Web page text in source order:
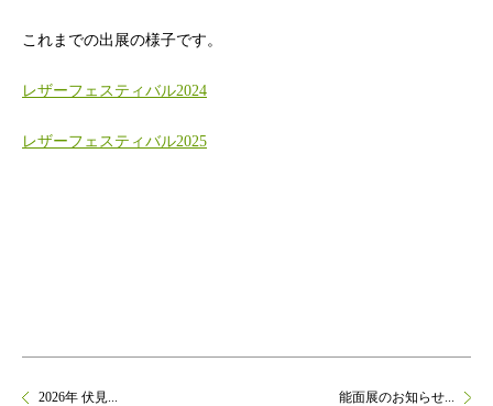
これまでの出展の様子です。
レザーフェスティバル2024
レザーフェスティバル2025
2026年 伏見... 能面展のお知らせ...